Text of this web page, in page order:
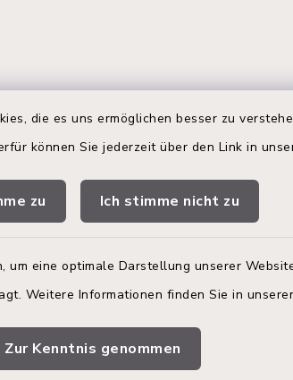
die es uns ermöglichen besser zu
können Sie jederzeit über den Link in
zu Ich stimme nicht zu
eine optimale Darstellung unserer
Weitere Informationen finden Sie in
Zur Kenntnis genommen
Buchen Sie Ihren Termin!
Terminmanagement-
vereinbaren.
Online-Termin im
vereinbaren.